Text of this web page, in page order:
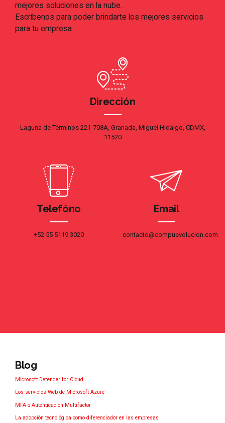
mejores soluciones en la nube.
Escríbenos para poder brindarte los mejores servicios
para tu empresa.
Dirección
Laguna de Términos 221-708A, Granada, Miguel Hidalgo, CDMX,
11520
Telefóno
+52 55 5119 3020
Email
contacto@compuevolucion.com
Blog
Microsoft Defender for Cloud
Los servicios Web de Microsoft Azure
MFA o Autenticación Multifactor
La adopción tecnológica como diferenciador en las empresas